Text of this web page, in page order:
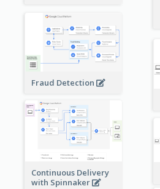
Fraud Detection
Continuous Delivery
with Spinnaker